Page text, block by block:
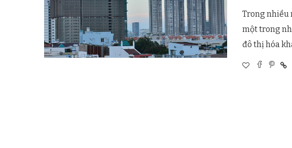
Trong nhiều
một trong
đô thị hóa